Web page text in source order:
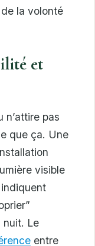
la volonté
et
n’attire pas
que ça. Une
visible
nuit. Le
entre